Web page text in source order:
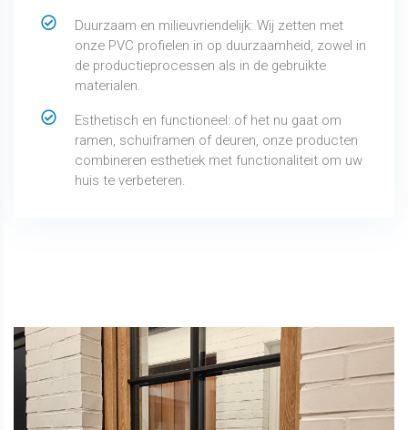
Duurzaam en milieuvriendelijk: Wij zetten met
onze PVC profielen in op duurzaamheid, zowel in
de productieprocessen als in de gebruikte
materialen.
Esthetisch en functioneel: of het nu gaat om
ramen, schuiframen of deuren, onze producten
combineren esthetiek met functionaliteit om uw
huis te verbeteren.